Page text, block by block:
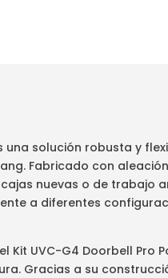
una solución robusta y
Fabricado con
nuevas o de trabajo
a diferentes
UVC-G4 Doorbell Pro
Gracias a su